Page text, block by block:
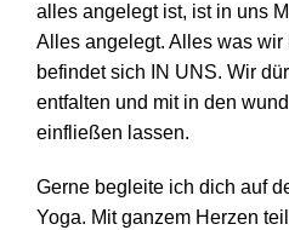
alles angelegt ist, ist in uns
Alles angelegt. Alles was wir
befindet sich IN UNS. Wir
entfalten und mit in den
einfließen lassen.
Gerne begleite ich dich auf
Yoga. Mit ganzem Herzen